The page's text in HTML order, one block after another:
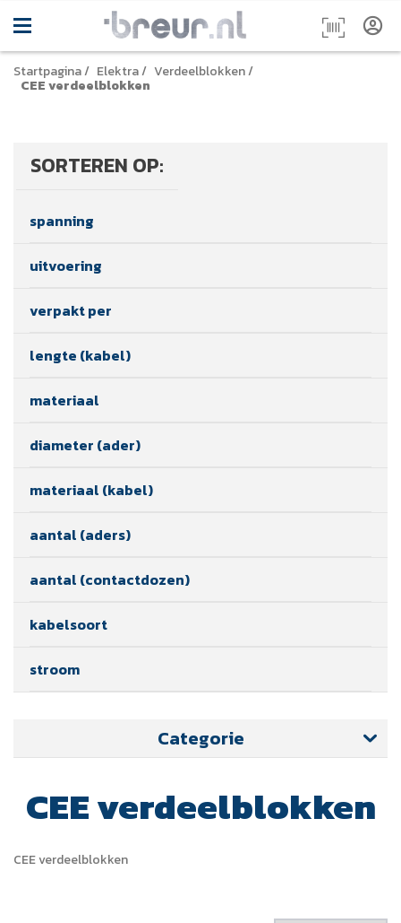
Startpagina/ Elektra/ Verdeelblokken/
CEE verdeelblokken
SORTEREN OP:
spanning
uitvoering
verpakt per
lengte (kabel)
materiaal
diameter (ader)
materiaal (kabel)
aantal (aders)
aantal (contactdozen)
kabelsoort
stroom
Categorie
CEE verdeelblokken
CEE verdeelblokken